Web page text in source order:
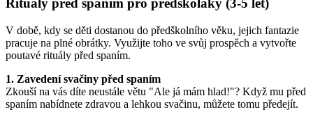
Rituály před spaním pro předškoláky (3-5 let)
V době, kdy se děti dostanou do předškolního věku, jejich fantazie
pracuje na plné obrátky. Využijte toho ve svůj prospěch a vytvořte
poutavé rituály před spaním.
1. Zavedení svačiny před spaním
Zkouší na vás díte neustále větu "Ale já mám hlad!"? Když mu před
spaním nabídnete zdravou a lehkou svačinu, můžete tomu předejít.